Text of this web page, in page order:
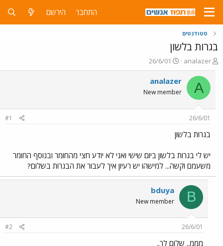
התחבר הירשם
סטודנטים
בגרות בלשון
פ
ו
ת
ח
ה
ש
א
analazer
פ
ו
ר
ם
26/6/01
A
analazer
New member
26/6/01
#1
בגרות בלשון
יש לי בגרות בלשון ביום שישי ואני לא יודע חצי מהחומר ובנוסף החומר
משעמם וקשה... למישהו יש רעיון איך לעבור את הבגרות בשלום?
B
bduya
New member
26/6/01
#2
מממ.. שלום לך..